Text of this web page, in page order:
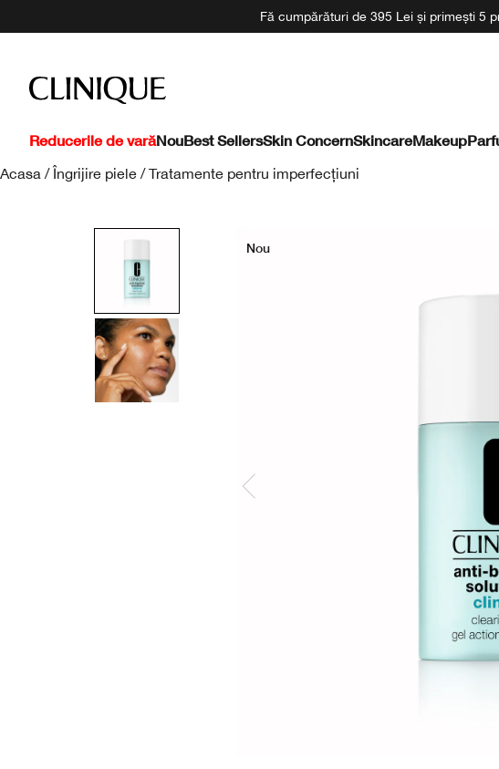
Fă cumpărături de 395 Lei și primești 5
Reducerile de varăNouBest SellersSkin ConcernSkincareMakeup
Acasa / Îngrijire piele / Tratamente pentru imperfecțiuni
Nou